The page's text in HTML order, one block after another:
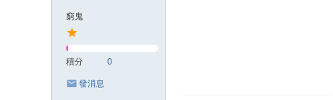
窮鬼
積分 0
發消息